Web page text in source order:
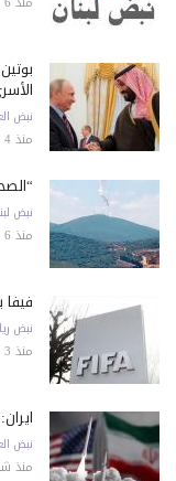
نبض
منذ 4 أعوام
نبض
منذ 6 أشهر
فيفا
نبض
منذ 3 أشهر
نبض
منذ